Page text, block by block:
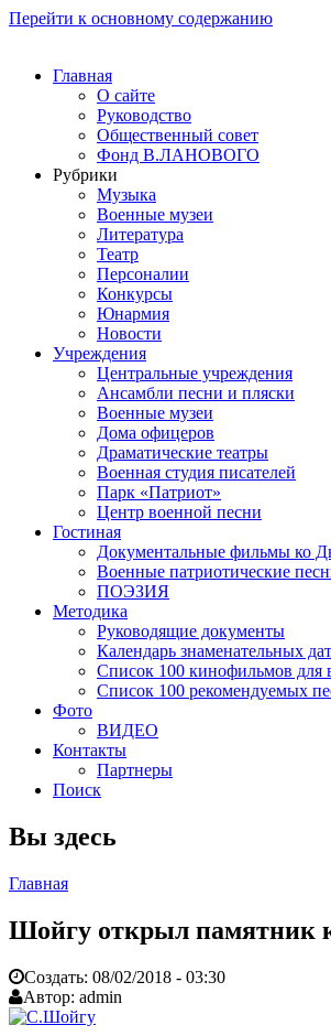
Перейти к основному содержанию
Главная
О сайте
Руководство
Общественный совет
Фонд В.ЛАНОВОГО
Рубрики
Музыка
Военные музеи
Литература
Театр
Персоналии
Конкурсы
Юнармия
Новости
Учреждения
Центральные учреждения
Ансамбли песни и пляски
Военные музеи
Дома офицеров
Драматические театры
Военная студия писателей
Парк «Патриот»
Центр военной песни
Гостиная
Документальные фильмы ко
Военные патриотические
ПОЭЗИЯ
Методика
Руководящие документы
Календарь знаменательных дат
Список 100 кинофильмов для
Список 100 рекомендуемых
Фото
ВИДЕО
Контакты
Партнеры
Поиск
Вы здесь
Главная
Шойгу открыл памятник
Создать: 08/02/2018 - 03:30
Автор: admin